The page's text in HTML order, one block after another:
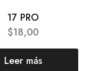
17 PRO
$18,00
Leer más